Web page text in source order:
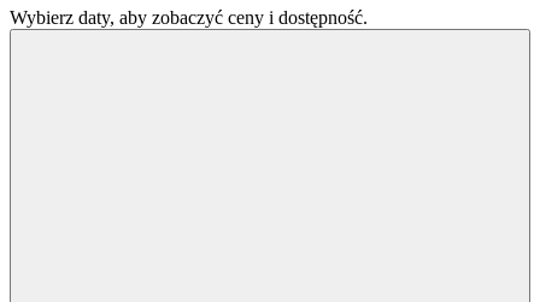
Wybierz daty, aby zobaczyć ceny i dostępność.